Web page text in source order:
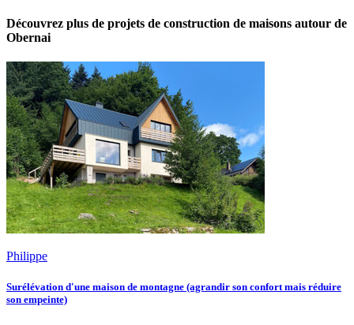
Découvrez plus de projets de construction de maisons autour de
Obernai
Philippe
Surélévation d'une maison de montagne (agrandir son confort mais réduire
son empeinte)